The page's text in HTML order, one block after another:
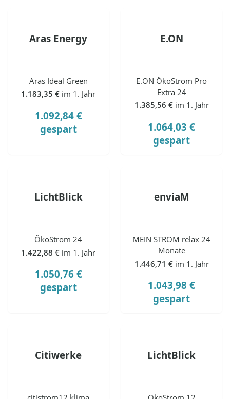
Aras Energy
Aras Ideal Green
1.183,35 € im 1. Jahr
1.092,84 €
gespart
E.ON
E.ON ÖkoStrom Pro
Extra 24
1.385,56 € im 1. Jahr
1.064,03 €
gespart
LichtBlick
ÖkoStrom 24
1.422,88 € im 1. Jahr
1.050,76 €
gespart
enviaM
MEIN STROM relax 24
Monate
1.446,71 € im 1. Jahr
1.043,98 €
gespart
Citiwerke LichtBlick